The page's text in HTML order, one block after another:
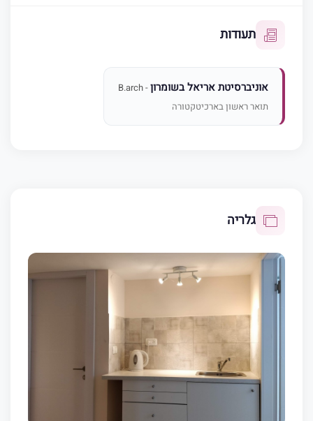
תעודות
אוניברסיטת אריאל בשומרון- B.arch
תואר ראשון בארכיטקטורה
גלריה